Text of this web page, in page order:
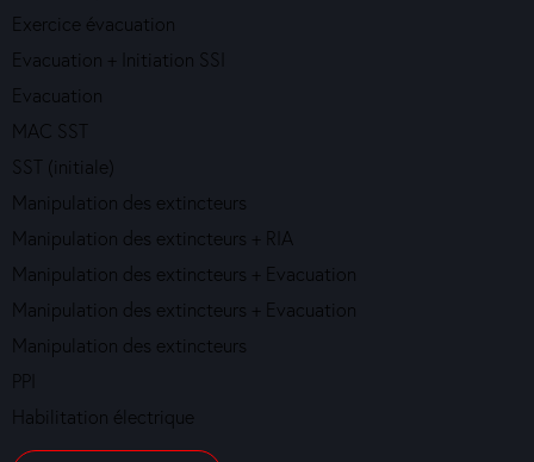
Exercice évacuation
Evacuation + Initiation SSI
Evacuation
MAC SST
SST (initiale)
Manipulation des extincteurs
Manipulation des extincteurs + RIA
Manipulation des extincteurs + Evacuation
Manipulation des extincteurs + Evacuation
Manipulation des extincteurs
PPI
Habilitation électrique